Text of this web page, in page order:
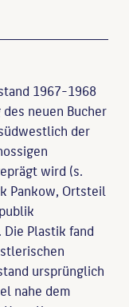
1967-1968
neuen Bucher
der
wird (s.
Pankow, Ortsteil
Plastik fand
ursprünglich
nahe dem